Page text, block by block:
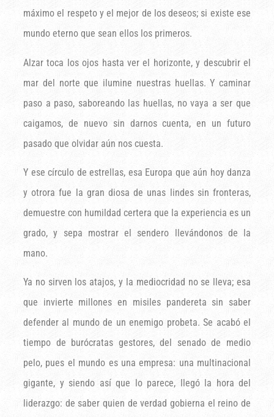
máximo el respeto y el mejor de los deseos; si existe ese
mundo eterno que sean ellos los primeros.
Alzar toca los ojos hasta ver el horizonte, y descubrir el
mar del norte que ilumine nuestras huellas. Y caminar
paso a paso, saboreando las huellas, no vaya a ser que
caigamos, de nuevo sin darnos cuenta, en un futuro
pasado que olvidar aún nos cuesta.
Y ese círculo de estrellas, esa Europa que aún hoy danza
y otrora fue la gran diosa de unas lindes sin fronteras,
demuestre con humildad certera que la experiencia es un
grado, y sepa mostrar el sendero llevándonos de la
mano.
Ya no sirven los atajos, y la mediocridad no se lleva; esa
que invierte millones en misiles pandereta sin saber
defender al mundo de un enemigo probeta. Se acabó el
tiempo de burócratas gestores, del senado de medio
pelo, pues el mundo es una empresa: una multinacional
gigante, y siendo así que lo parece, llegó la hora del
liderazgo: de saber quien de verdad gobierna el reino de